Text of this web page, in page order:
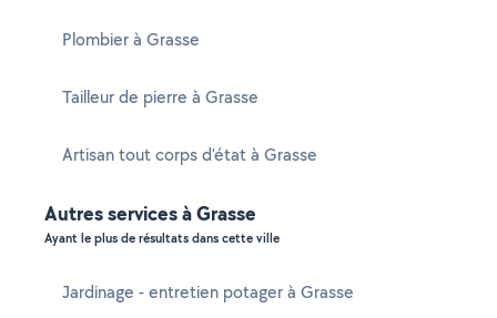
Plombier à Grasse
Tailleur de pierre à Grasse
Artisan tout corps d'état à Grasse
Autres services à Grasse
Ayant le plus de résultats dans cette ville
Jardinage - entretien potager à Grasse